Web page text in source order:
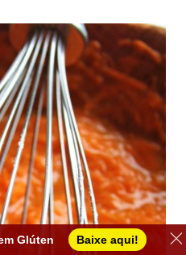
Glúten Baixe aqui!